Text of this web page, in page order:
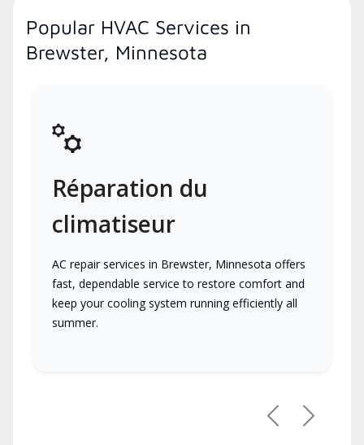
Popular HVAC Services in
Brewster, Minnesota
Réparation du
climatiseur
AC repair services in Brewster, Minnesota offers
fast, dependable service to restore comfort and
keep your cooling system running efficiently all
summer.
PrécédentSuivant